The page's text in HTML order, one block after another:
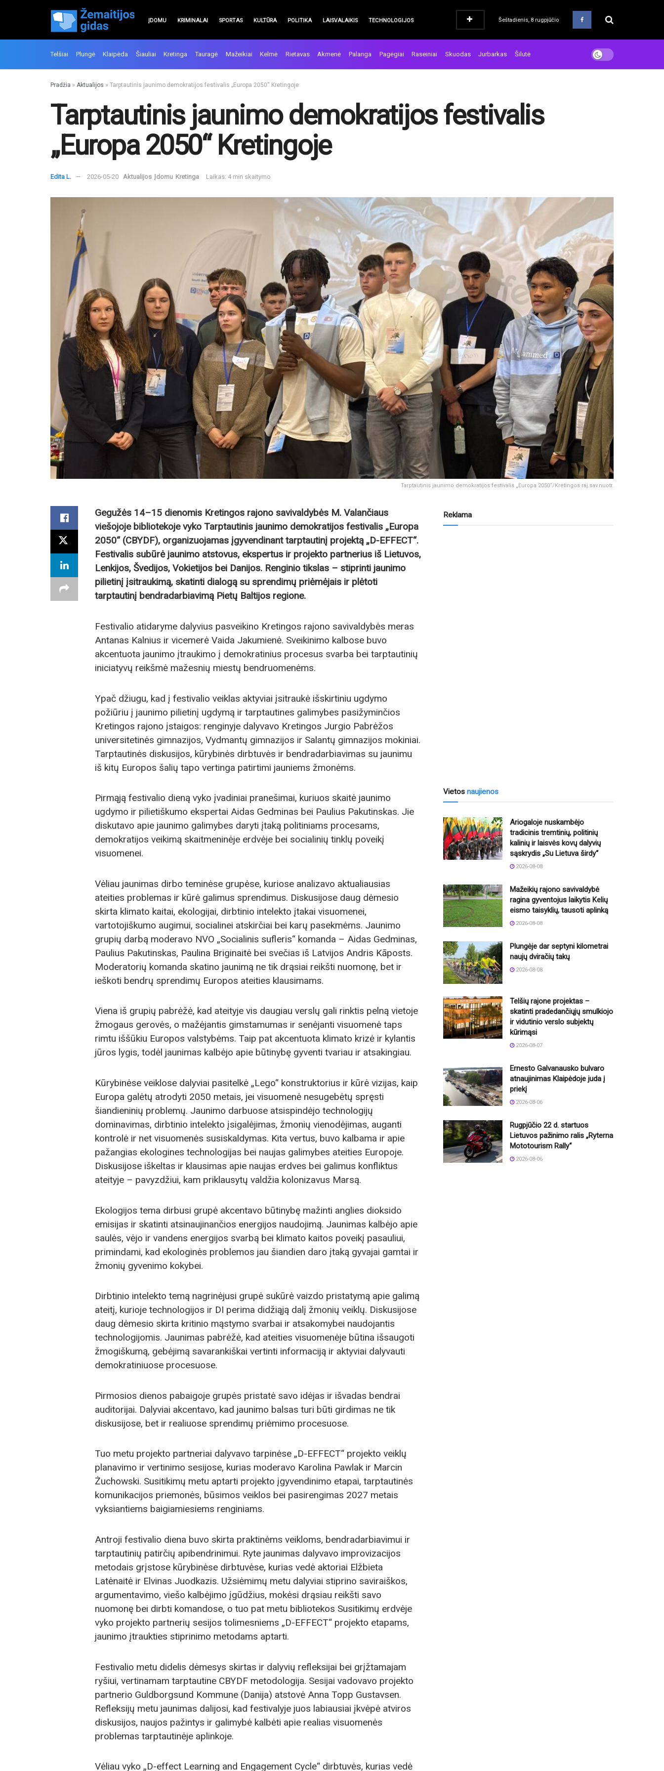
ĮDOMU KRIMINALAI SPORTAS KULTŪRA POLITIKA LAISVALAIKIS TECHNOLOGIJOS Šeštadienis, 8 rugpjūčio
Telšiai Plungė Klaipėda Šiauliai Kretinga Tauragė Mažeikiai Kelmė Rietavas Akmenė Palanga Pagėgiai Raseiniai Skuodas Jurbarkas Šilutė
Pradžia » Aktualijos » Tarptautinis jaunimo demokratijos festivalis „Europa 2050“ Kretingoje
Tarptautinis jaunimo demokratijos festivalis
„Europa 2050“ Kretingoje
Edita L. 2026-05-20 Aktualijos Įdomu Kretinga Laikas: 4 min skaitymo
Tarptautinis jaunimo demokratijos festivalis „Europa 2050“/Kretingos raj.sav.nuotr.
Gegužės 14–15 dienomis Kretingos rajono savivaldybės M. Valančiaus
viešojoje bibliotekoje vyko Tarptautinis jaunimo demokratijos festivalis „Europa
2050“ (CBYDF), organizuojamas įgyvendinant tarptautinį projektą „D-EFFECT“.
Festivalis subūrė jaunimo atstovus, ekspertus ir projekto partnerius iš Lietuvos,
Lenkijos, Švedijos, Vokietijos bei Danijos. Renginio tikslas – stiprinti jaunimo
pilietinį įsitraukimą, skatinti dialogą su sprendimų priėmėjais ir plėtoti
tarptautinį bendradarbiavimą Pietų Baltijos regione.
Festivalio atidaryme dalyvius pasveikino Kretingos rajono savivaldybės meras
Antanas Kalnius ir vicemerė Vaida Jakumienė. Sveikinimo kalbose buvo
akcentuota jaunimo įtraukimo į demokratinius procesus svarba bei tarptautinių
iniciatyvų reikšmė mažesnių miestų bendruomenėms.
Ypač džiugu, kad į festivalio veiklas aktyviai įsitraukė išskirtiniu ugdymo
požiūriu į jaunimo pilietinį ugdymą ir tarptautines galimybes pasižyminčios
Kretingos rajono įstaigos: renginyje dalyvavo Kretingos Jurgio Pabrėžos
universitetinės gimnazijos, Vydmantų gimnazijos ir Salantų gimnazijos mokiniai.
Tarptautinės diskusijos, kūrybinės dirbtuvės ir bendradarbiavimas su jaunimu
iš kitų Europos šalių tapo vertinga patirtimi jauniems žmonėms.
Pirmąją festivalio dieną vyko įvadiniai pranešimai, kuriuos skaitė jaunimo
ugdymo ir pilietiškumo ekspertai Aidas Gedminas bei Paulius Pakutinskas. Jie
diskutavo apie jaunimo galimybes daryti įtaką politiniams procesams,
demokratijos veikimą skaitmeninėje erdvėje bei socialinių tinklų poveikį
visuomenei.
Vėliau jaunimas dirbo teminėse grupėse, kuriose analizavo aktualiausias
ateities problemas ir kūrė galimus sprendimus. Diskusijose daug dėmesio
skirta klimato kaitai, ekologijai, dirbtinio intelekto įtakai visuomenei,
vartotojiškumo augimui, socialinei atskirčiai bei karų pasekmėms. Jaunimo
grupių darbą moderavo NVO „Socialinis sufleris“ komanda – Aidas Gedminas,
Paulius Pakutinskas, Paulina Briginaitė bei svečias iš Latvijos Andris Kāposts.
Moderatorių komanda skatino jaunimą ne tik drąsiai reikšti nuomonę, bet ir
ieškoti bendrų sprendimų Europos ateities klausimams.
Viena iš grupių pabrėžė, kad ateityje vis daugiau verslų gali rinktis pelną vietoje
žmogaus gerovės, o mažėjantis gimstamumas ir senėjanti visuomenė taps
rimtu iššūkiu Europos valstybėms. Taip pat akcentuota klimato krizė ir kylantis
jūros lygis, todėl jaunimas kalbėjo apie būtinybę gyventi tvariau ir atsakingiau.
Kūrybinėse veiklose dalyviai pasitelkė „Lego“ konstruktorius ir kūrė vizijas, kaip
Europa galėtų atrodyti 2050 metais, jei visuomenė nesugebėtų spręsti
šiandieninių problemų. Jaunimo darbuose atsispindėjo technologijų
dominavimas, dirbtinio intelekto įsigalėjimas, žmonių vienodėjimas, auganti
kontrolė ir net visuomenės susiskaldymas. Kita vertus, buvo kalbama ir apie
pažangias ekologines technologijas bei naujas galimybes ateities Europoje.
Diskusijose iškeltas ir klausimas apie naujas erdves bei galimus konfliktus
ateityje – pavyzdžiui, kam priklausytų valdžia kolonizavus Marsą.
Ekologijos tema dirbusi grupė akcentavo būtinybę mažinti anglies dioksido
emisijas ir skatinti atsinaujinančios energijos naudojimą. Jaunimas kalbėjo apie
saulės, vėjo ir vandens energijos svarbą bei klimato kaitos poveikį pasauliui,
primindami, kad ekologinės problemos jau šiandien daro įtaką gyvajai gamtai ir
žmonių gyvenimo kokybei.
Dirbtinio intelekto temą nagrinėjusi grupė sukūrė vaizdo pristatymą apie galimą
ateitį, kurioje technologijos ir DI perima didžiąją dalį žmonių veiklų. Diskusijose
daug dėmesio skirta kritinio mąstymo svarbai ir atsakomybei naudojantis
technologijomis. Jaunimas pabrėžė, kad ateities visuomenėje būtina išsaugoti
žmogiškumą, gebėjimą savarankiškai vertinti informaciją ir aktyviai dalyvauti
demokratiniuose procesuose.
Pirmosios dienos pabaigoje grupės pristatė savo idėjas ir išvadas bendrai
auditorijai. Dalyviai akcentavo, kad jaunimo balsas turi būti girdimas ne tik
diskusijose, bet ir realiuose sprendimų priėmimo procesuose.
Tuo metu projekto partneriai dalyvavo tarpinėse „D-EFFECT“ projekto veiklų
planavimo ir vertinimo sesijose, kurias moderavo Karolina Pawlak ir Marcin
Żuchowski. Susitikimų metu aptarti projekto įgyvendinimo etapai, tarptautinės
komunikacijos priemonės, būsimos veiklos bei pasirengimas 2027 metais
vyksiantiems baigiamiesiems renginiams.
Antroji festivalio diena buvo skirta praktinėms veikloms, bendradarbiavimui ir
tarptautinių patirčių apibendrinimui. Ryte jaunimas dalyvavo improvizacijos
metodais grįstose kūrybinėse dirbtuvėse, kurias vedė aktoriai Elžbieta
Latėnaitė ir Elvinas Juodkazis. Užsiėmimų metu dalyviai stiprino saviraiškos,
argumentavimo, viešo kalbėjimo įgūdžius, mokėsi drąsiau reikšti savo
nuomonę bei dirbti komandose, o tuo pat metu bibliotekos Susitikimų erdvėje
vyko projekto partnerių sesijos tolimesniems „D-EFFECT“ projekto etapams,
jaunimo įtraukties stiprinimo metodams aptarti.
Festivalio metu didelis dėmesys skirtas ir dalyvių refleksijai bei grįžtamajam
ryšiui, vertinamam tarptautine CBYDF metodologija. Sesijai vadovavo projekto
partnerio Guldborgsund Kommune (Danija) atstovė Anna Topp Gustavsen.
Refleksijų metu jaunimas dalijosi, kad festivalyje juos labiausiai įkvėpė atviros
diskusijos, naujos pažintys ir galimybė kalbėti apie realias visuomenės
problemas tarptautinėje aplinkoje.
Vėliau vyko „D-effect Learning and Engagement Cycle“ dirbtuvės, kurias vedė
Reklama
Vietos naujienos
Ariogaloje nuskambėjo
tradicinis tremtinių, politinių
kalinių ir laisvės kovų dalyvių
sąskrydis „Su Lietuva širdy“
2026-08-08
Mažeikių rajono savivaldybė
ragina gyventojus laikytis Kelių
eismo taisyklių, tausoti aplinką
2026-08-08
Plungėje dar septyni kilometrai
naujų dviračių takų
2026-08-08
Telšių rajone projektas –
skatinti pradedančiųjų smulkiojo
ir vidutinio verslo subjektų
kūrimąsi
2026-08-07
Ernesto Galvanausko bulvaro
atnaujinimas Klaipėdoje juda į
priekį
2026-08-06
Rugpjūčio 22 d. startuos
Lietuvos pažinimo ralis „Ryterna
Mototourism Rally“
2026-08-06